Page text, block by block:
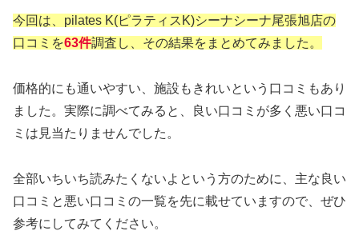
今回は、pilates K(ピラティスK)シーナシーナ尾張旭店の
口コミを63件調査し、その結果をまとめてみました。
価格的にも通いやすい、施設もきれいという口コミもあり
ました。実際に調べてみると、良い口コミが多く悪い口コ
ミは見当たりませんでした。
全部いちいち読みたくないよという方のために、主な良い
口コミと悪い口コミの一覧を先に載せていますので、ぜひ
参考にしてみてください。